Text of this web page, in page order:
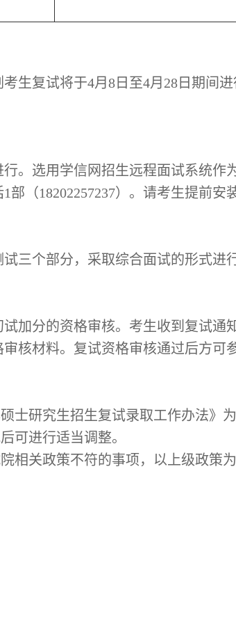
生复试将于4月8日至4月 28 日期间
。选用学信网招生远程面试系统作
1部（18202257237）。 请考生提前安
三个部分，采取综合面试的形式进
加分的资格审核。考生收到复试通
核材料。复试资格审核通过后方可
士研究生招生复试录取工作办法》为
可进行适当调整。
相关政策不符的事项，以上级政策为